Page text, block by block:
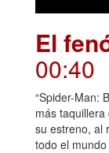
El
00:40
“Spider-Man:
más
su estreno, al
todo el mundo